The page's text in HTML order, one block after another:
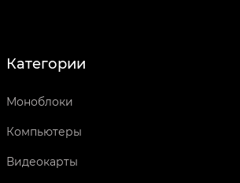
Категории
Моноблоки
Компьютеры
Видеокарты